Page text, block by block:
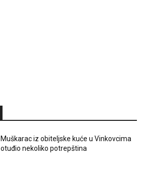
Muškarac iz obiteljske kuće u Vinkovcima
otuđio nekoliko potrepština